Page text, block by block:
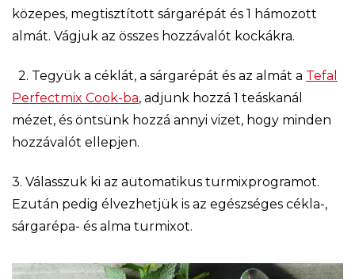
közepes, megtisztított sárgarépát és 1 hámozott
almát. Vágjuk az összes hozzávalót kockákra.
2. Tegyük a céklát, a sárgarépát és az almát a Tefal
Perfectmix Cook-ba, adjunk hozzá 1 teáskanál
mézet, és öntsünk hozzá annyi vizet, hogy minden
hozzávalót ellepjen.
3. Válasszuk ki az automatikus turmixprogramot.
Ezután pedig élvezhetjük is az egészséges cékla-,
sárgarépa- és alma turmixot.